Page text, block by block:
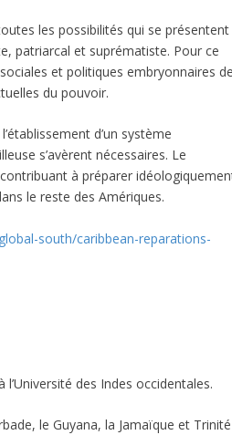
les possibilités qui se présentent
patriarcal et suprématiste. Pour ce
et politiques embryonnaires
du pouvoir.
d’un système
s’avèrent nécessaires. Le
à préparer
le reste des Amériques.
south/caribbean-reparations-
des Indes occidentales.
le Guyana, la Jamaïque et